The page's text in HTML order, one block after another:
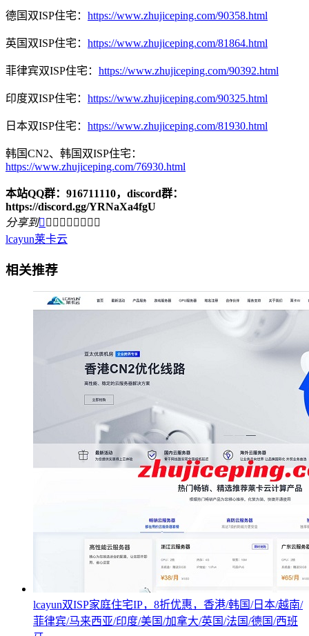
德国双ISP住宅： https://www.zhujiceping.com/90358.html
英国双ISP住宅： https://www.zhujiceping.com/81864.html
菲律宾双ISP住宅： https://www.zhujiceping.com/90392.html
印度双ISP住宅： https://www.zhujiceping.com/90325.html
日本双ISP住宅： https://www.zhujiceping.com/81930.html
韩国CN2、韩国双ISP住宅：
https://www.zhujiceping.com/76930.html
本站QQ群：916711110，discord群：
https://discord.gg/YRNaXa4fgU
分享到        
lcayun莱卡云
相关推荐
lcayun双ISP家庭住宅IP，8折优惠，香港/韩国/日本/越南/
菲律宾/马来西亚/印度/美国/加拿大/英国/法国/德国/西班